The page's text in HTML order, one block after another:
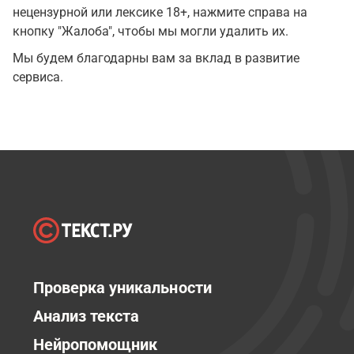
нецензурной или лексике 18+, нажмите справа на
кнопку "Жалоба", чтобы мы могли удалить их.
Мы будем благодарны вам за вклад в развитие
сервиса.
Проверка уникальности
Анализ текста
Нейропомощник